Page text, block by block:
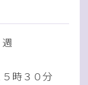
時３０分